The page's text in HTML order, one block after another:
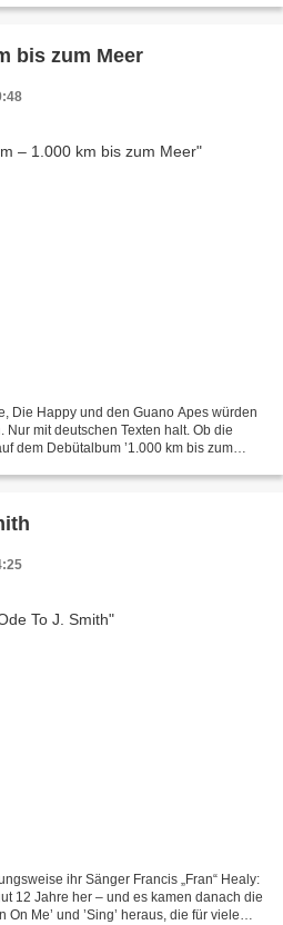
bis zum Meer
Die Happy und den Guano Apes würden
mit deutschen Texten halt. Ob die
dem Debütalbum ’1.000 km bis zum
ihr Sänger Francis „Fran“ Healy:
12 Jahre her – und es kamen danach die
Me’ und ’Sing’ heraus, die für viele